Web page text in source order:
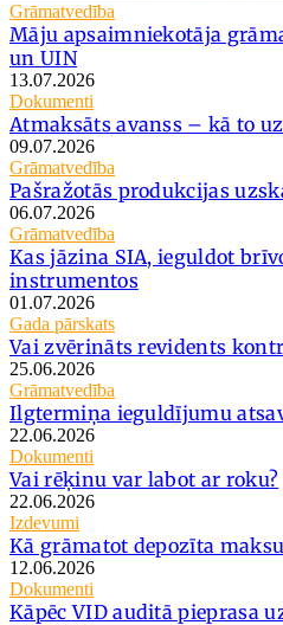
Grāmatvedība
Māju apsaimniekotāja
un UIN
13.07.2026
Dokumenti
Atmaksāts avanss – kā to
09.07.2026
Grāmatvedība
Pašražotās produkcijas
06.07.2026
Grāmatvedība
Kas jāzina SIA, ieguldot
instrumentos
01.07.2026
Gada pārskats
Vai zvērināts revidents
25.06.2026
Grāmatvedība
Ilgtermiņa ieguldījumu
22.06.2026
Dokumenti
Vai rēķinu var labot ar roku?
22.06.2026
Izdevumi
Kā grāmatot depozīta
12.06.2026
Dokumenti
Kāpēc VID auditā pieprasa